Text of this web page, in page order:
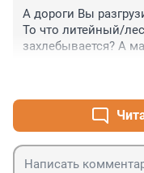
А дороги Вы
То что литейный/
захлебывается? А